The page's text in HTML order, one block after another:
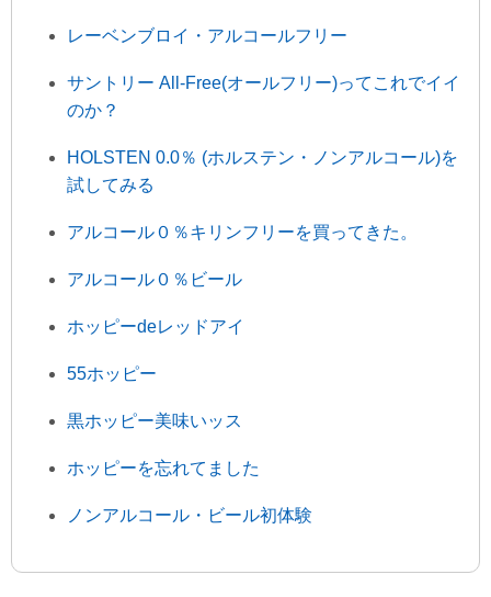
レーベンブロイ・アルコールフリー
サントリー All-Free(オールフリー)ってこれでイイ
のか？
HOLSTEN 0.0％ (ホルステン・ノンアルコール)を
試してみる
アルコール０％キリンフリーを買ってきた。
アルコール０％ビール
ホッピーdeレッドアイ
55ホッピー
黒ホッピー美味いッス
ホッピーを忘れてました
ノンアルコール・ビール初体験